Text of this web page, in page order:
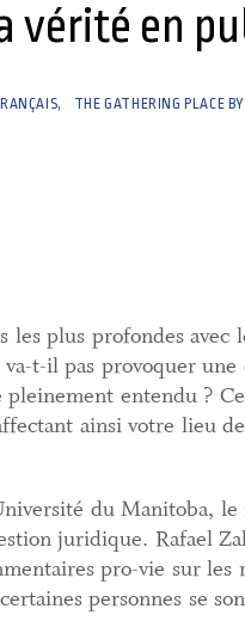
vérité en
THE GATHERING PLACE
plus profondes avec
t-il pas provoquer une
pleinement entendu ?
ainsi votre lieu
du Manitoba, le
juridique. Rafael
pro-vie sur les
personnes se